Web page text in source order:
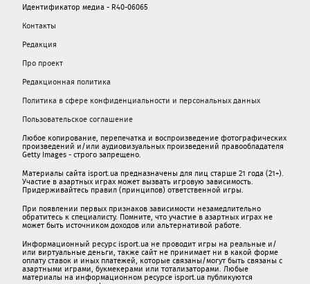
Идентификатор медиа - R40-06065
Контакты
Редакция
Про проект
Редакционная политика
Политика в сфере конфиденциальности и персональных данных
Пользовательское соглашение
Любое копирование, перепечатка и воспроизведение фотографических
произведений и/или аудиовизуальных произведений правообладателя
Getty Images - строго запрещено.
Материалы сайта isport.ua предназначены для лиц старше 21 года (21+).
Участие в азартных играх может вызвать игровую зависимость.
Придерживайтесь правил (принципов) ответственной игры.
При появлении первых признаков зависимости незамедлительно
обратитесь к специалисту. Помните, что участие в азартных играх не
может быть источником доходов или альтернативой работе.
Информационный ресурс isport.ua не проводит игры на реальные и/
или виртуальные деньги, также сайт не принимает ни в какой форме
oплaту ставок и иных платежей, которые связаны/могут быть связаны c
азартными игрaми, букмекерами или тотализаторами. Любые
материалы на информационном ресурсе isport.ua публикуютcя